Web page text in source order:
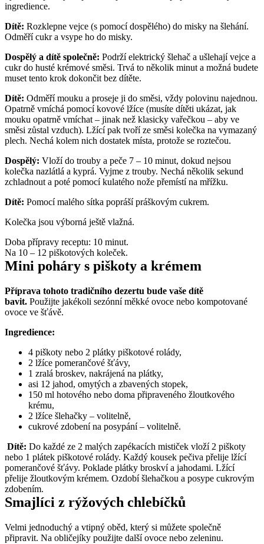
ingredience.
Dítě: Rozklepne vejce (s pomocí dospělého) do misky na šlehání.
Odměří cukr a vsype ho do misky.
Dospělý a dítě společně: Podrží elektrický šlehač a ušlehají vejce a
cukr do husté krémové směsi. Trvá to několik minut a možná budete
muset tento krok dokončit bez dítěte.
Dítě: Odměří mouku a proseje ji do směsi, vždy polovinu najednou.
Opatrně vmíchá pomocí kovové lžíce (musíte dítěti ukázat, jak
mouku opatrně vmíchat – jinak než klasicky vařečkou – aby ve
směsi zůstal vzduch). Lžící pak tvoří ze směsi kolečka na vymazaný
plech. Nechá kolem nich dostatek místa, protože se roztečou.
Dospělý: Vloží do trouby a peče 7 – 10 minut, dokud nejsou
kolečka nazlátlá a kyprá. Vyjme z trouby. Nechá několik sekund
zchladnout a poté pomocí kulatého nože přemístí na mřížku.
Dítě: Pomocí malého sítka popráší práškovým cukrem.
Kolečka jsou výborná ještě vlažná.
Doba přípravy receptu: 10 minut.
Na 10 – 12 piškotových koleček.
Mini poháry s piškoty a krémem
Příprava tohoto tradičního dezertu bude vaše dítě
bavit. Použijte jakékoli sezónní měkké ovoce nebo kompotované
ovoce ve šťávě.
Ingredience:
4 piškoty nebo 2 plátky piškotové rolády,
2 lžíce pomerančové šťávy,
1 zralá broskev, nakrájená na plátky,
asi 12 jahod, omytých a zbavených stopek,
150 ml hotového nebo doma připraveného žloutkového
krému,
2 lžíce šlehačky – volitelně,
cukrové zdobení na posypání – volitelně.
Dítě: Do každé ze 2 malých zapékacích mističek vloží 2 piškoty
nebo 1 plátek piškotové rolády. Každý kousek pečiva přelije lžící
pomerančové šťávy. Poklade plátky broskví a jahodami. Lžící
přelije žloutkovým krémem. Ozdobí šlehačkou a posype cukrovým
zdobením.
Smajlíci z rýžových chlebíčků
Velmi jednoduchý a vtipný oběd, který si můžete společně
připravit. Na obličejíky použijte další ovoce nebo zeleninu.